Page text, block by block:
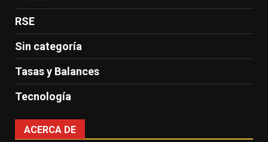
RSE
Sin categoría
Tasas y Balances
Tecnología
ACERCA DE